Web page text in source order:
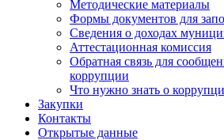
Методические материалы
Формы документов для
Сведения о доходах
Аттестационная комиссия
Обратная связь для
коррупции
Что нужно знать о
Закупки
Контакты
Открытые данные